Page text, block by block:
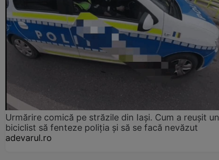
Urmărire comică pe străzile din Iași. Cum a reușit un
biciclist să fenteze poliția și să se facă nevăzut
adevarul.ro